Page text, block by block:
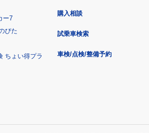
ー7
びた
ちょい得プラ
購入相談
試乗車検索
車検/点検/整備予約